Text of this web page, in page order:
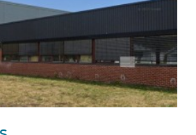
Route
MORITZBURG